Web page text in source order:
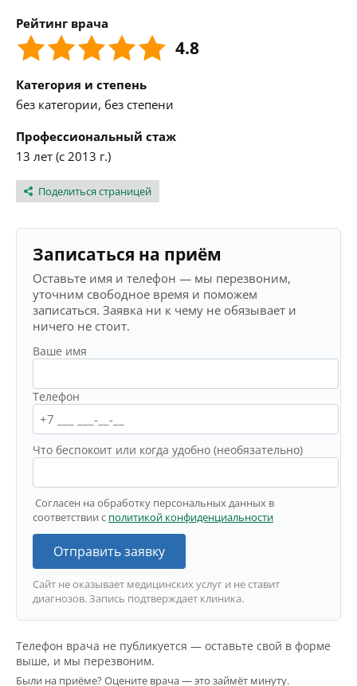
Рейтинг врача
4.8
Категория и степень
без категории, без степени
Профессиональный стаж
13 лет (с 2013 г.)
Поделиться страницей
Записаться на приём
Оставьте имя и телефон — мы перезвоним,
уточним свободное время и поможем
записаться. Заявка ни к чему не обязывает и
ничего не стоит.
Ваше имя
Телефон
Что беспокоит или когда удобно (необязательно)
Согласен на обработку персональных данных в
соответствии с политикой конфиденциальности
Отправить заявку
Сайт не оказывает медицинских услуг и не ставит
диагнозов. Запись подтверждает клиника.
Телефон врача не публикуется — оставьте свой в форме
выше, и мы перезвоним.
Были на приёме? Оцените врача — это займёт минуту.